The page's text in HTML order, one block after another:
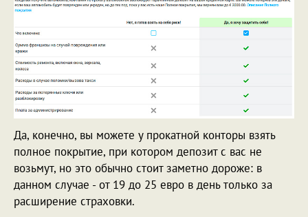
Да, конечно, вы можете у прокатной конторы взять
полное покрытие, при котором депозит с вас не
возьмут, но это обычно стоит заметно дороже: в
данном случае - от 19 до 25 евро в день только за
расширение страховки.